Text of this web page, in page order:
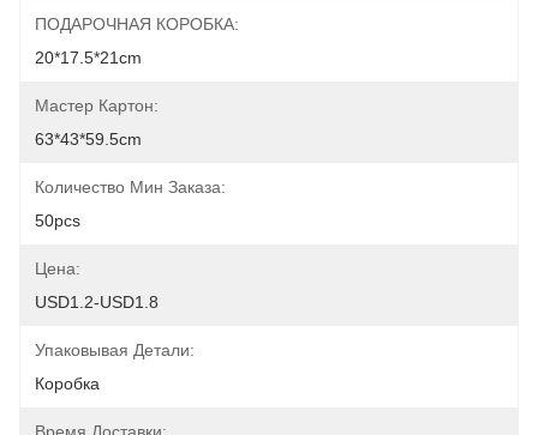
ПОДАРОЧНАЯ КОРОБКА:
20*17.5*21cm
Мастер Картон:
63*43*59.5cm
Количество Мин Заказа:
50pcs
Цена:
USD1.2-USD1.8
Упаковывая Детали:
Коробка